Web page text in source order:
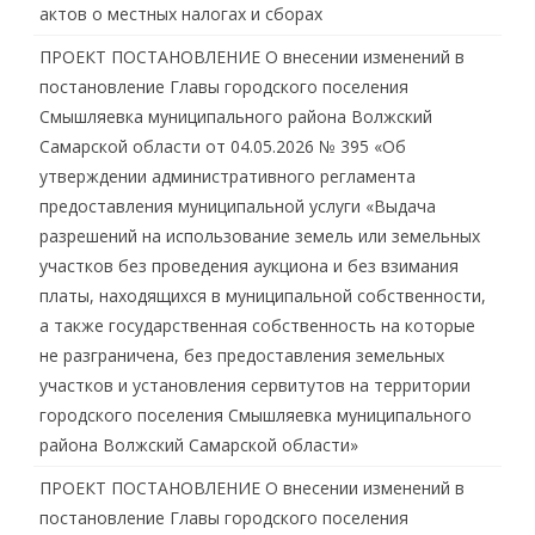
актов о местных налогах и сборах
ПРОЕКТ ПОСТАНОВЛЕНИЕ О внесении изменений в
постановление Главы городского поселения
Смышляевка муниципального района Волжский
Самарской области от 04.05.2026 № 395 «Об
утверждении административного регламента
предоставления муниципальной услуги «Выдача
разрешений на использование земель или земельных
участков без проведения аукциона и без взимания
платы, находящихся в муниципальной собственности,
а также государственная собственность на которые
не разграничена, без предоставления земельных
участков и установления сервитутов на территории
городского поселения Смышляевка муниципального
района Волжский Самарской области»
ПРОЕКТ ПОСТАНОВЛЕНИЕ О внесении изменений в
постановление Главы городского поселения